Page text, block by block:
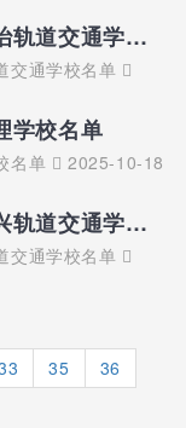
2024长治轨道交通学校有哪些 长治轨道交通学校名单
交通学校名单
学校名单
名单
2025-10-18
2024嘉兴轨道交通学校有哪些 嘉兴轨道交通学校名单
交通学校名单
35
36